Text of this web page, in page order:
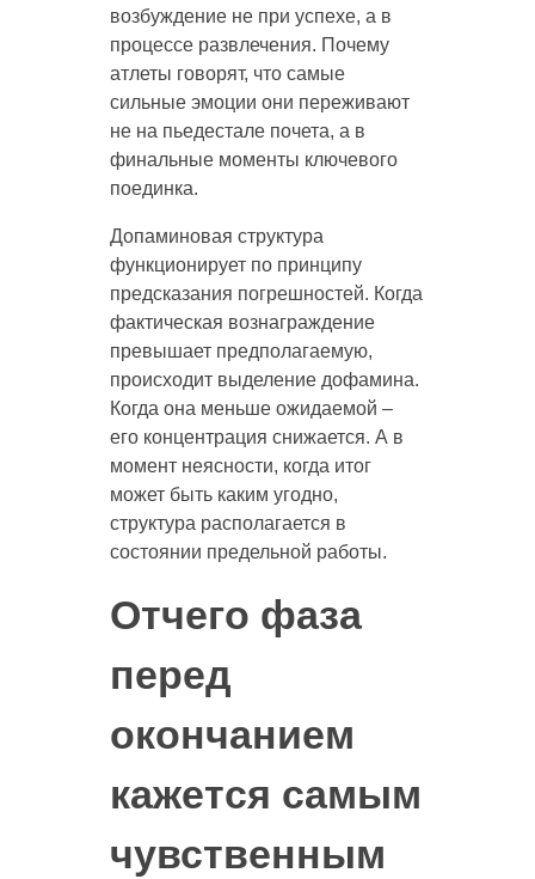
возбуждение не при успехе, а в
процессе развлечения. Почему
атлеты говорят, что самые
сильные эмоции они переживают
не на пьедестале почета, а в
финальные моменты ключевого
поединка.
Допаминовая структура
функционирует по принципу
предсказания погрешностей. Когда
фактическая вознаграждение
превышает предполагаемую,
происходит выделение дофамина.
Когда она меньше ожидаемой –
его концентрация снижается. А в
момент неясности, когда итог
может быть каким угодно,
структура располагается в
состоянии предельной работы.
Отчего фаза
перед
окончанием
кажется самым
чувственным